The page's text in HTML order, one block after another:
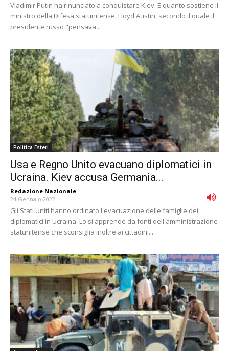
Vladimir Putin ha rinunciato a conquistare Kiev. È quanto sostiene il
ministro della Difesa statunitense, Lloyd Austin, secondo il quale il
presidente russo "pensava...
Politica Esteri
Usa e Regno Unito evacuano diplomatici in
Ucraina. Kiev accusa Germania...
Redazione Nazionale -
24 Gennaio 2022
Gli Stati Uniti hanno ordinato l'evacuazione delle famiglie dei
diplomatici in Ucraina. Lo si apprende da fonti dell'amministrazione
statunitense che sconsiglia inoltre ai cittadini...